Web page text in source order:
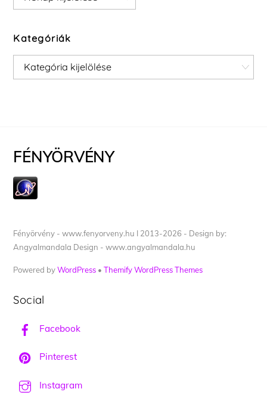
Kategóriák
Kategóriák
FÉNYÖRVÉNY
Fényörvény - www.fenyorveny.hu I 2013-2026 - Design by:
Angyalmandala Design - www.angyalmandala.hu
Powered byWordPress •Themify WordPress Themes
Social
Facebook
Pinterest
Instagram